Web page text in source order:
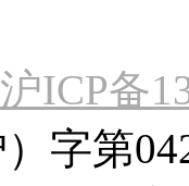
ICP备
字第